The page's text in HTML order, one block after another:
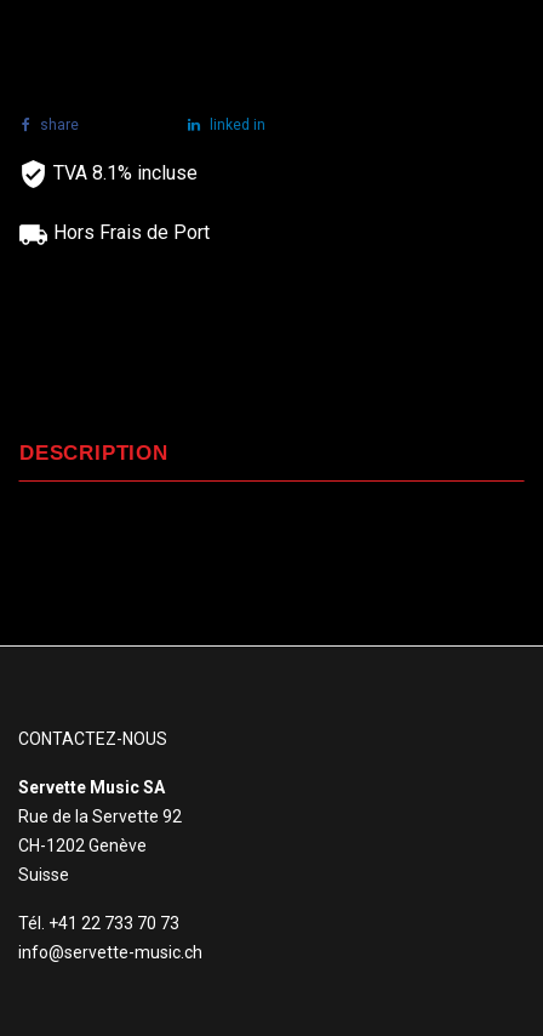
share linked in
TVA 8.1% incluse
Hors Frais de Port
DESCRIPTION
CONTACTEZ-NOUS
Servette Music SA
Rue de la Servette 92
CH-1202 Genève
Suisse
Tél. +41 22 733 70 73
info@servette-music.ch